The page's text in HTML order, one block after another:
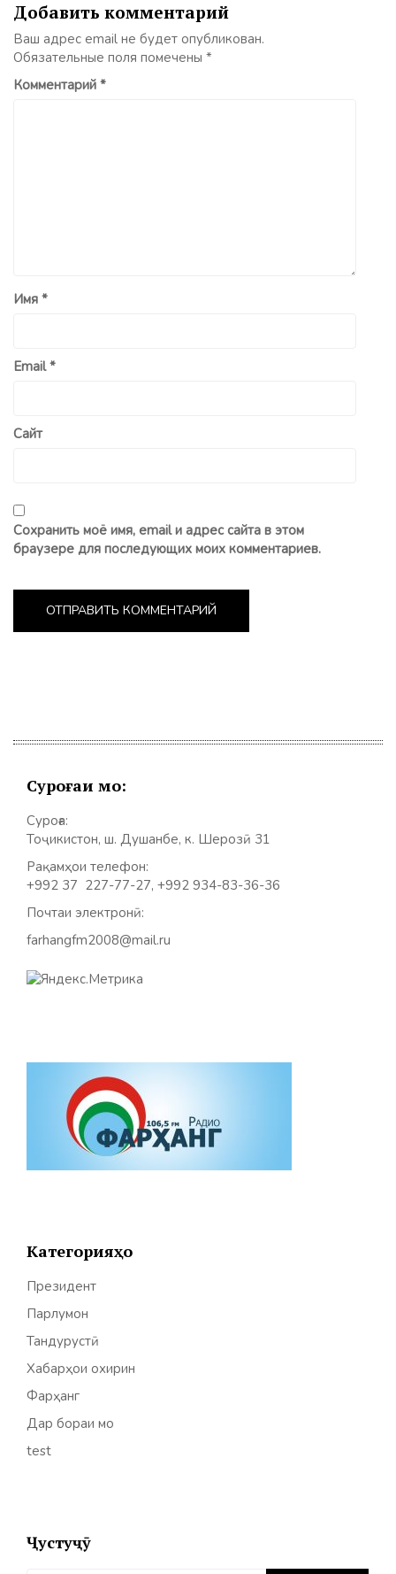
Добавить комментарий
Ваш адрес email не будет опубликован.
Обязательные поля помечены *
Комментарий *
Имя *
Email*
Сайт
Сохранить моё имя, email и адрес сайта в этом
браузере для последующих моих комментариев.
Суроғаи мо:
Суроға:
Тоҷикистон, ш. Душанбе, к. Шерозӣ 31
Рақамҳои телефон:
+992 37 227-77-27, +992 934-83-36-36
Почтаи электронӣ:
farhangfm2008@mail.ru
Категорияҳо
Президент
Парлумон
Тандурустӣ
Хабарҳои охирин
Фарҳанг
Дар бораи мо
test
Ҷустуҷӯ